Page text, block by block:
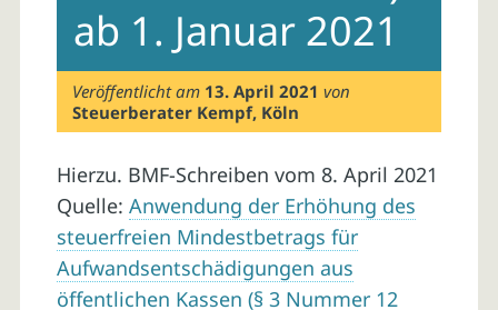
ab 1. Januar 2021
Veröffentlicht am 13. April 2021 von
Steuerberater Kempf, Köln
Hierzu. BMF-Schreiben vom 8. April 2021
Quelle: Anwendung der Erhöhung des
steuerfreien Mindestbetrags für
Aufwandsentschädigungen aus
öffentlichen Kassen (§ 3 Nummer 12